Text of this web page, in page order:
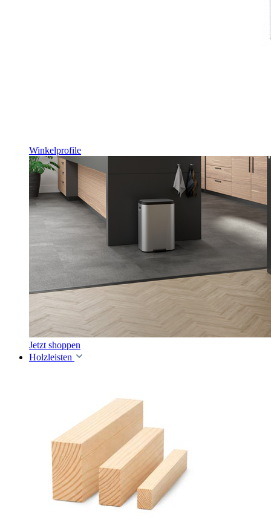
Winkelprofile
Jetzt shoppen
Holzleisten